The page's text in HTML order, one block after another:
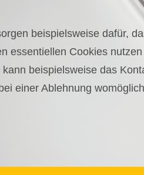
beispielsweise dafür,
essentiellen Cookies
beispielsweise das
einer Ablehnung